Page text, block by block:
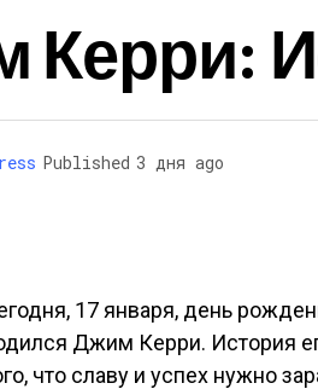
Керри:
Published 3 дня ago
17 января, день
Джим Керри. История
что славу и успех нужно